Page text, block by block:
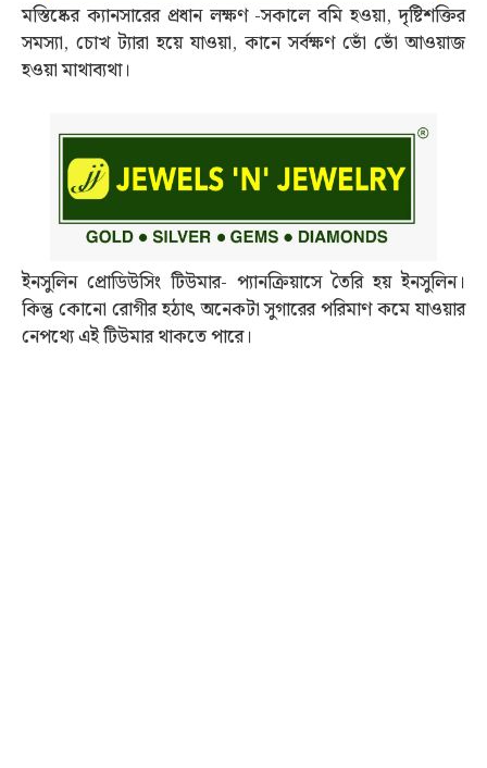
মস্তিষ্কের ক্যানসারের প্রধান লক্ষণ -সকালে বমি হওয়া, দৃষ্টিশক্তির
সমস্যা, চোখ ট্যারা হয়ে যাওয়া, কানে সর্বক্ষণ ভোঁ ভোঁ আওয়াজ
হওয়া মাথাব্যথা।
ইনসুলিন প্রোডিউসিং টিউমার- প্যানক্রিয়াসে তৈরি হয় ইনসুলিন।
কিন্তু কোনো রোগীর হঠাৎ অনেকটা সুগারের পরিমাণ কমে যাওয়ার
নেপথ্যে এই টিউমার থাকতে পারে।